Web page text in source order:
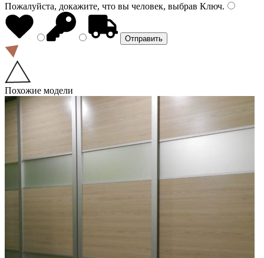
Пожалуйста, докажите, что вы человек, выбрав Ключ.
Похожие модели